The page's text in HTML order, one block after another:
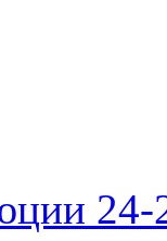
24-